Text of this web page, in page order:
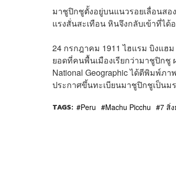
มาชูปิกชูตั้งอยู่บนแนวรอยเลื่อนสอ
แรงสั่นสะเทือน หินจึงกลับเข้าที่ได้
24 กรกฎาคม 1911 ไฮแรม บิงแฮ
ยอดที่คนพื้นเมืองเรียกว่ามาชูปิกชู
National Geographic ได้ตีพิมพ์ภา
ประกาศขึ้นทะเบียนมาชูปิกชูเป็นม
TAGS: Peru Machu Picchu 7 สิ่